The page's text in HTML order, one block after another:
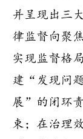
并呈现出三
律监督向聚
实现监督格
建“发现问
展”的闭环
束；在治理